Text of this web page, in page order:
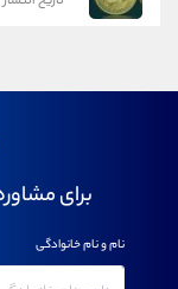
برای
نام و نام خانوادگی